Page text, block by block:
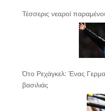
Τέσσερις νεαροί
Ότο Ρεχάγκελ: Ένας
βασιλιάς